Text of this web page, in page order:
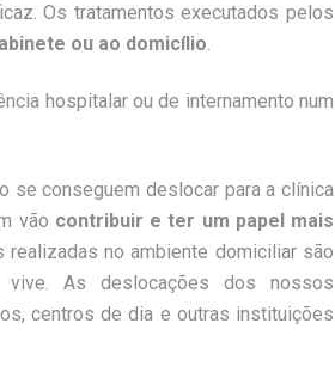
Os tratamentos executados pelos
ou ao domicílio.
hospitalar ou de internamento num
se conseguem deslocar para a clínica
vão contribuir e ter um papel mais
no ambiente domiciliar são
As deslocações dos nossos
centros de dia e outras instituições